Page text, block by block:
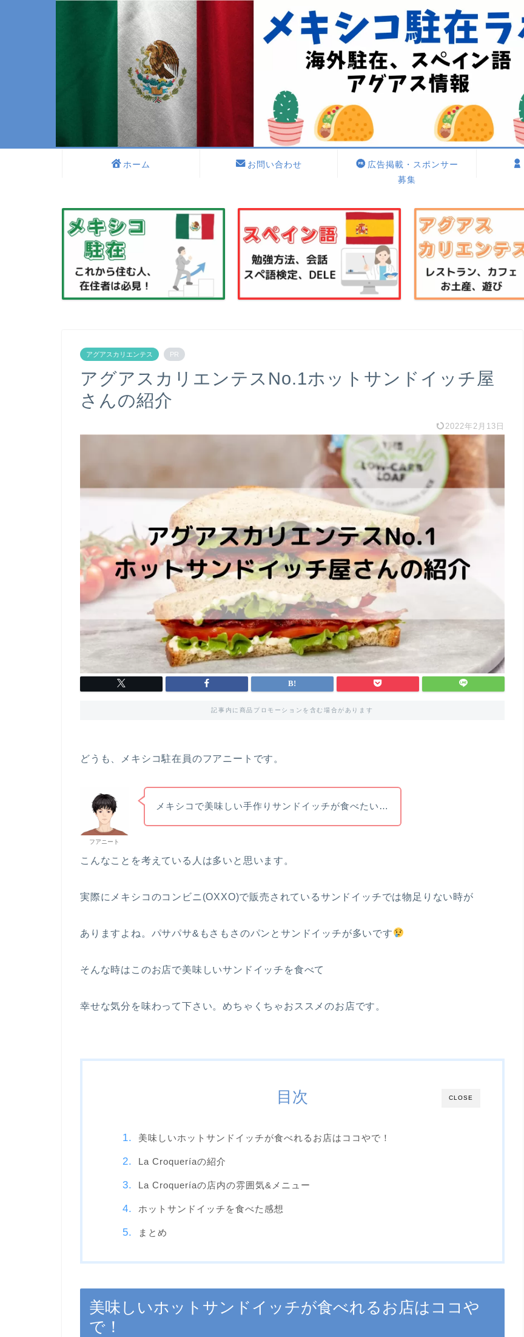
ホーム お問い合わせ
広告掲載・スポンサー
募集
アグアスカリエンテス PR
アグアスカリエンテスNo.1ホットサンドイッチ屋
さんの紹介
2022年2月13日
記事内に商品プロモーションを含む場合があります
どうも、メキシコ駐在員のフアニートです。
フアニート
メキシコで美味しい手作りサンドイッチが食べたい…
こんなことを考えている人は多いと思います。
実際にメキシコのコンビニ(OXXO)で販売されているサンドイッチでは物足りない時が
ありますよね。パサパサ&もさもさのパンとサンドイッチが多いです
そんな時はこのお店で美味しいサンドイッチを食べて
幸せな気分を味わって下さい。めちゃくちゃおススメのお店です。
CLOSE
目次
美味しいホットサンドイッチが食べれるお店はココやで！
La Croqueríaの紹介
La Croqueríaの店内の雰囲気&メニュー
ホットサンドイッチを食べた感想
まとめ
美味しいホットサンドイッチが食べれるお店はココや
で！